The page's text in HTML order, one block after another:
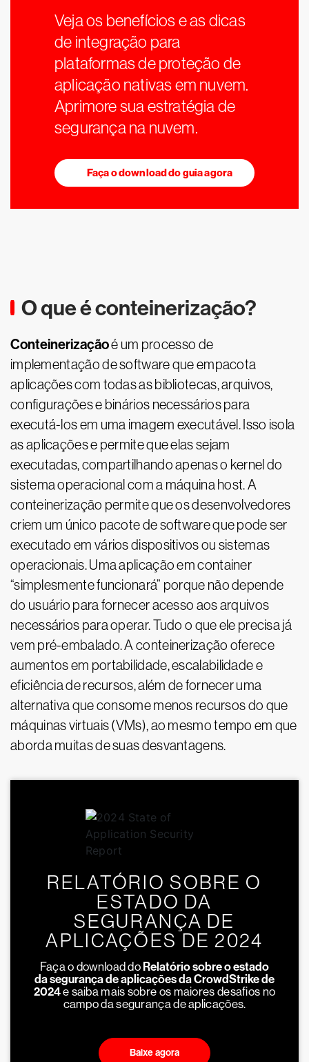
Veja os benefícios e as dicas
de integração para
plataformas de proteção de
aplicação nativas em nuvem.
Aprimore sua estratégia de
segurança na nuvem.
Faça o download do guia agora
O que é conteinerização?
Conteinerizaçãoé um processo de
implementação de software que empacota
aplicações com todas as bibliotecas, arquivos,
configurações e binários necessários para
executá-los em uma imagem executável. Isso isola
as aplicações e permite que elas sejam
executadas, compartilhando apenas o kernel do
sistema operacional com a máquina host. A
conteinerização permite que os desenvolvedores
criem um único pacote de software que pode ser
executado em vários dispositivos ou sistemas
operacionais. Uma aplicação em container
“simplesmente funcionará” porque não depende
do usuário para fornecer acesso aos arquivos
necessários para operar. Tudo o que ele precisa já
vem pré-embalado. A conteinerização oferece
aumentos em portabilidade, escalabilidade e
eficiência de recursos, além de fornecer uma
alternativa que consome menos recursos do que
máquinas virtuais (VMs), ao mesmo tempo em que
aborda muitas de suas desvantagens.
RELATÓRIO SOBRE O
ESTADO DA
SEGURANÇA DE
APLICAÇÕES DE 2024
Faça o download do Relatório sobre o estado
da segurança de aplicações da CrowdStrike de
2024e saiba mais sobre os maiores desafios no
campo da segurança de aplicações.
Baixe agora